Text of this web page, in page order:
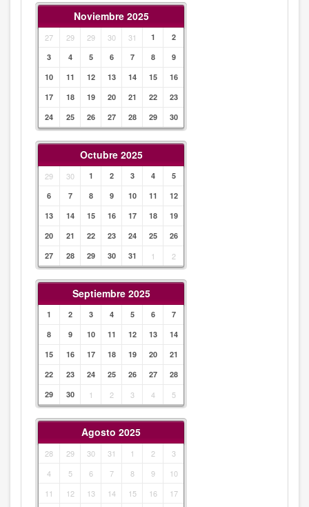
Noviembre 2025
27 29 29 30 31 1
2
3
4 5 6 7 8
9
10
11 12 13 14 15
16
17
18 19 20 21 22
23
24
25 26 27 28 29 30
Octubre 2025
29 30 1 2 3 4
5
6
7 8 9 10 11
12
13
14 15 16 17 18
19
20
21 22 23 24 25
26
27
28 29 30 31 1 2
Septiembre 2025
1 2 3 4 5 6
7
8
9 10 11 12 13
14
15
16 17 18 19 20
21
22
23 24 25 26 27
28
29
30 1 2 3 4 5
Agosto 2025
28 29 30 31 1 2
3
4
5 6 7 8 9
10
11
12 13 14 15 16
17